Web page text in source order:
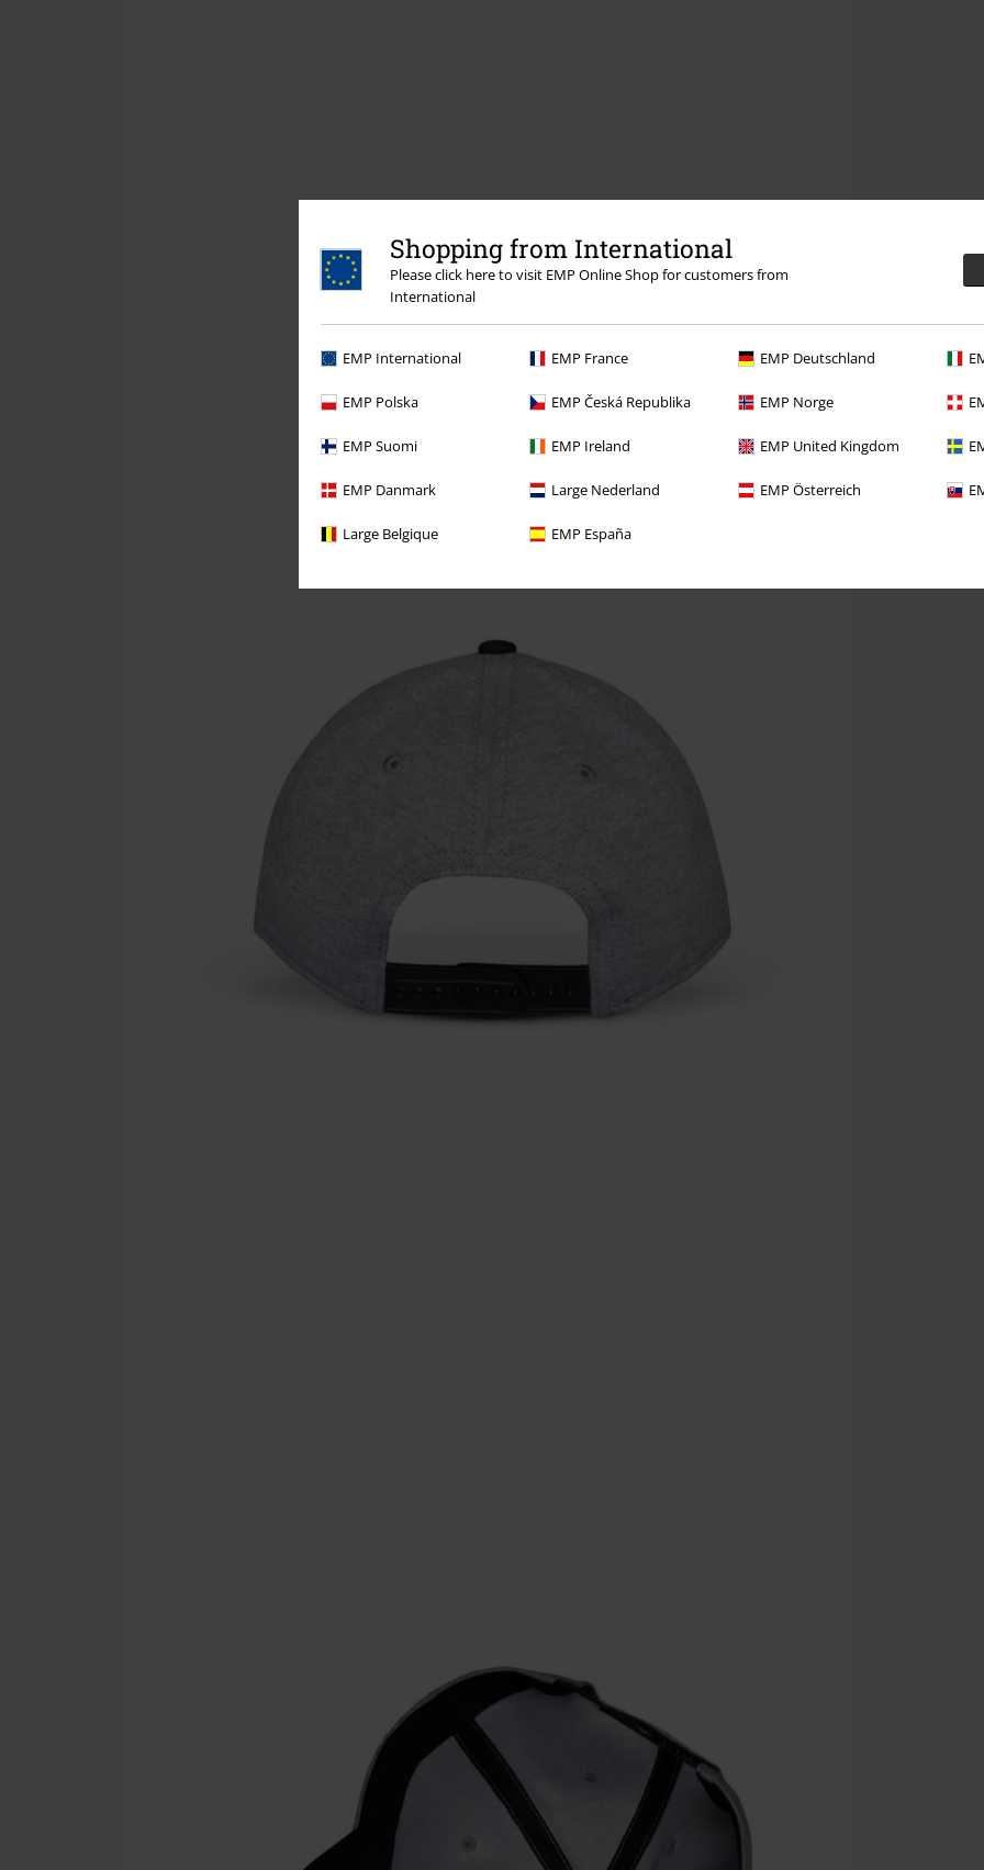
Shopping from International
Please click here to visit EMP Online Shop for customers from
International
EMP International EMP France EMP Deutschland
EMP Polska EMP Česká Republika EMP Norge
EMP Suomi EMP Ireland EMP United Kingdom
EMP Danmark Large Nederland EMP Österreich
Large Belgique EMP España